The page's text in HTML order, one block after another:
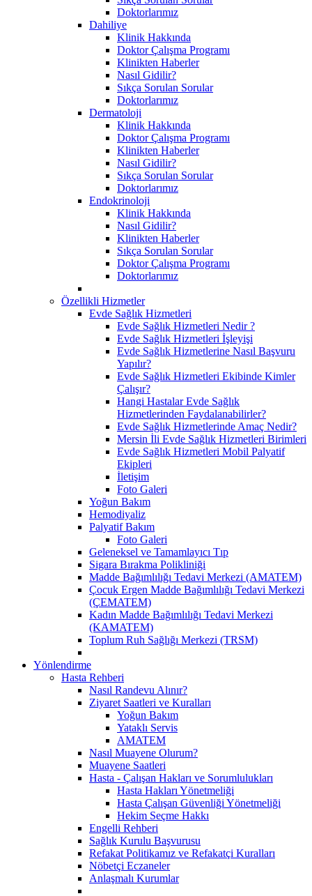
Doktorlarımız
Dahiliye
Klinik Hakkında
Doktor Çalışma Programı
Klinikten Haberler
Nasıl Gidilir?
Sıkça Sorulan Sorular
Doktorlarımız
Dermatoloji
Klinik Hakkında
Doktor Çalışma Programı
Klinikten Haberler
Nasıl Gidilir?
Sıkça Sorulan Sorular
Doktorlarımız
Endokrinoloji
Klinik Hakkında
Nasıl Gidilir?
Klinikten Haberler
Sıkça Sorulan Sorular
Doktor Çalışma Programı
Doktorlarımız
Özellikli Hizmetler
Evde Sağlık Hizmetleri
Evde Sağlık Hizmetleri Nedir ?
Evde Sağlık Hizmetleri İşleyişi
Evde Sağlık Hizmetlerine Nasıl Başvuru
Yapılır?
Evde Sağlık Hizmetleri Ekibinde Kimler
Çalışır?
Hangi Hastalar Evde Sağlık
Hizmetlerinden Faydalanabilirler?
Evde Sağlık Hizmetlerinde Amaç Nedir?
Mersin İli Evde Sağlık Hizmetleri Birimleri
Evde Sağlık Hizmetleri Mobil Palyatif
Ekipleri
İletişim
Foto Galeri
Yoğun Bakım
Hemodiyaliz
Palyatif Bakım
Foto Galeri
Geleneksel ve Tamamlayıcı Tıp
Sigara Bırakma Polikliniği
Madde Bağımlılığı Tedavi Merkezi (AMATEM)
Çocuk Ergen Madde Bağımlılığı Tedavi Merkezi
(ÇEMATEM)
Kadın Madde Bağımlılığı Tedavi Merkezi
(KAMATEM)
Toplum Ruh Sağlığı Merkezi (TRSM)
Yönlendirme
Hasta Rehberi
Nasıl Randevu Alınır?
Ziyaret Saatleri ve Kuralları
Yoğun Bakım
Yataklı Servis
AMATEM
Nasıl Muayene Olurum?
Muayene Saatleri
Hasta - Çalışan Hakları ve Sorumlulukları
Hasta Hakları Yönetmeliği
Hasta Çalışan Güvenliği Yönetmeliği
Hekim Seçme Hakkı
Engelli Rehberi
Sağlık Kurulu Başvurusu
Refakat Politikamız ve Refakatçi Kuralları
Nöbetçi Eczaneler
Anlaşmalı Kurumlar